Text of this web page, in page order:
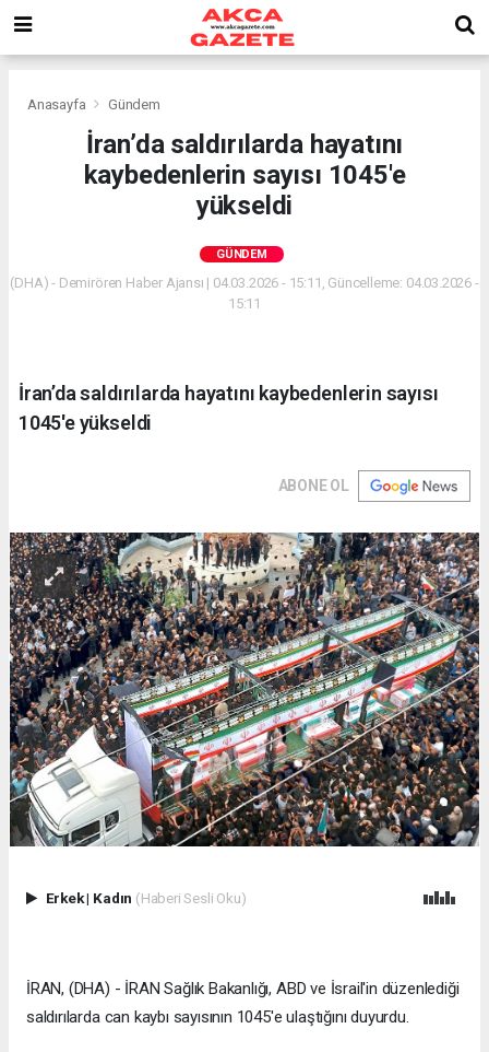
Anasayfa Gündem
İran’da saldırılarda hayatını
kaybedenlerin sayısı 1045'e
yükseldi
GÜNDEM
(DHA) - Demirören Haber Ajansı | 04.03.2026 - 15:11, Güncelleme: 04.03.2026 -
15:11
İran’da saldırılarda hayatını kaybedenlerin sayısı
1045'e yükseldi
ABONE OL
Erkek| Kadın (Haberi Sesli Oku)
İRAN, (DHA) - İRAN Sağlık Bakanlığı, ABD ve İsrail'in düzenlediği
saldırılarda can kaybı sayısının 1045'e ulaştığını duyurdu.